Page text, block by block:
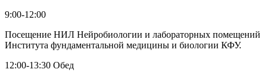
9:00-12:00
Посещение НИЛ Нейробиологии и лабораторных помещений
Института фундаментальной медицины и биологии КФУ.
12:00-13:30 Обед